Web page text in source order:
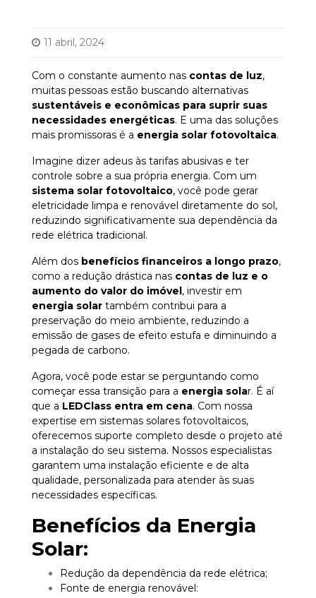
11 abril, 2024
Com o constante aumento nas contas de luz,
muitas pessoas estão buscando alternativas
sustentáveis e econômicas para suprir suas
necessidades energéticas. E uma das soluções
mais promissoras é a energia solar fotovoltaica.
Imagine dizer adeus às tarifas abusivas e ter
controle sobre a sua própria energia. Com um
sistema solar fotovoltaico, você pode gerar
eletricidade limpa e renovável diretamente do sol,
reduzindo significativamente sua dependência da
rede elétrica tradicional.
Além dos benefícios financeiros a longo prazo,
como a redução drástica nas contas de luz e o
aumento do valor do imóvel, investir em
energia solar também contribui para a
preservação do meio ambiente, reduzindo a
emissão de gases de efeito estufa e diminuindo a
pegada de carbono.
Agora, você pode estar se perguntando como
começar essa transição para a energia solar. É aí
que a LEDClass entra em cena. Com nossa
expertise em sistemas solares fotovoltaicos,
oferecemos suporte completo desde o projeto até
a instalação do seu sistema. Nossos especialistas
garantem uma instalação eficiente e de alta
qualidade, personalizada para atender às suas
necessidades específicas.
Benefícios da Energia
Solar:
Redução da dependência da rede elétrica;
Fonte de energia renovável: